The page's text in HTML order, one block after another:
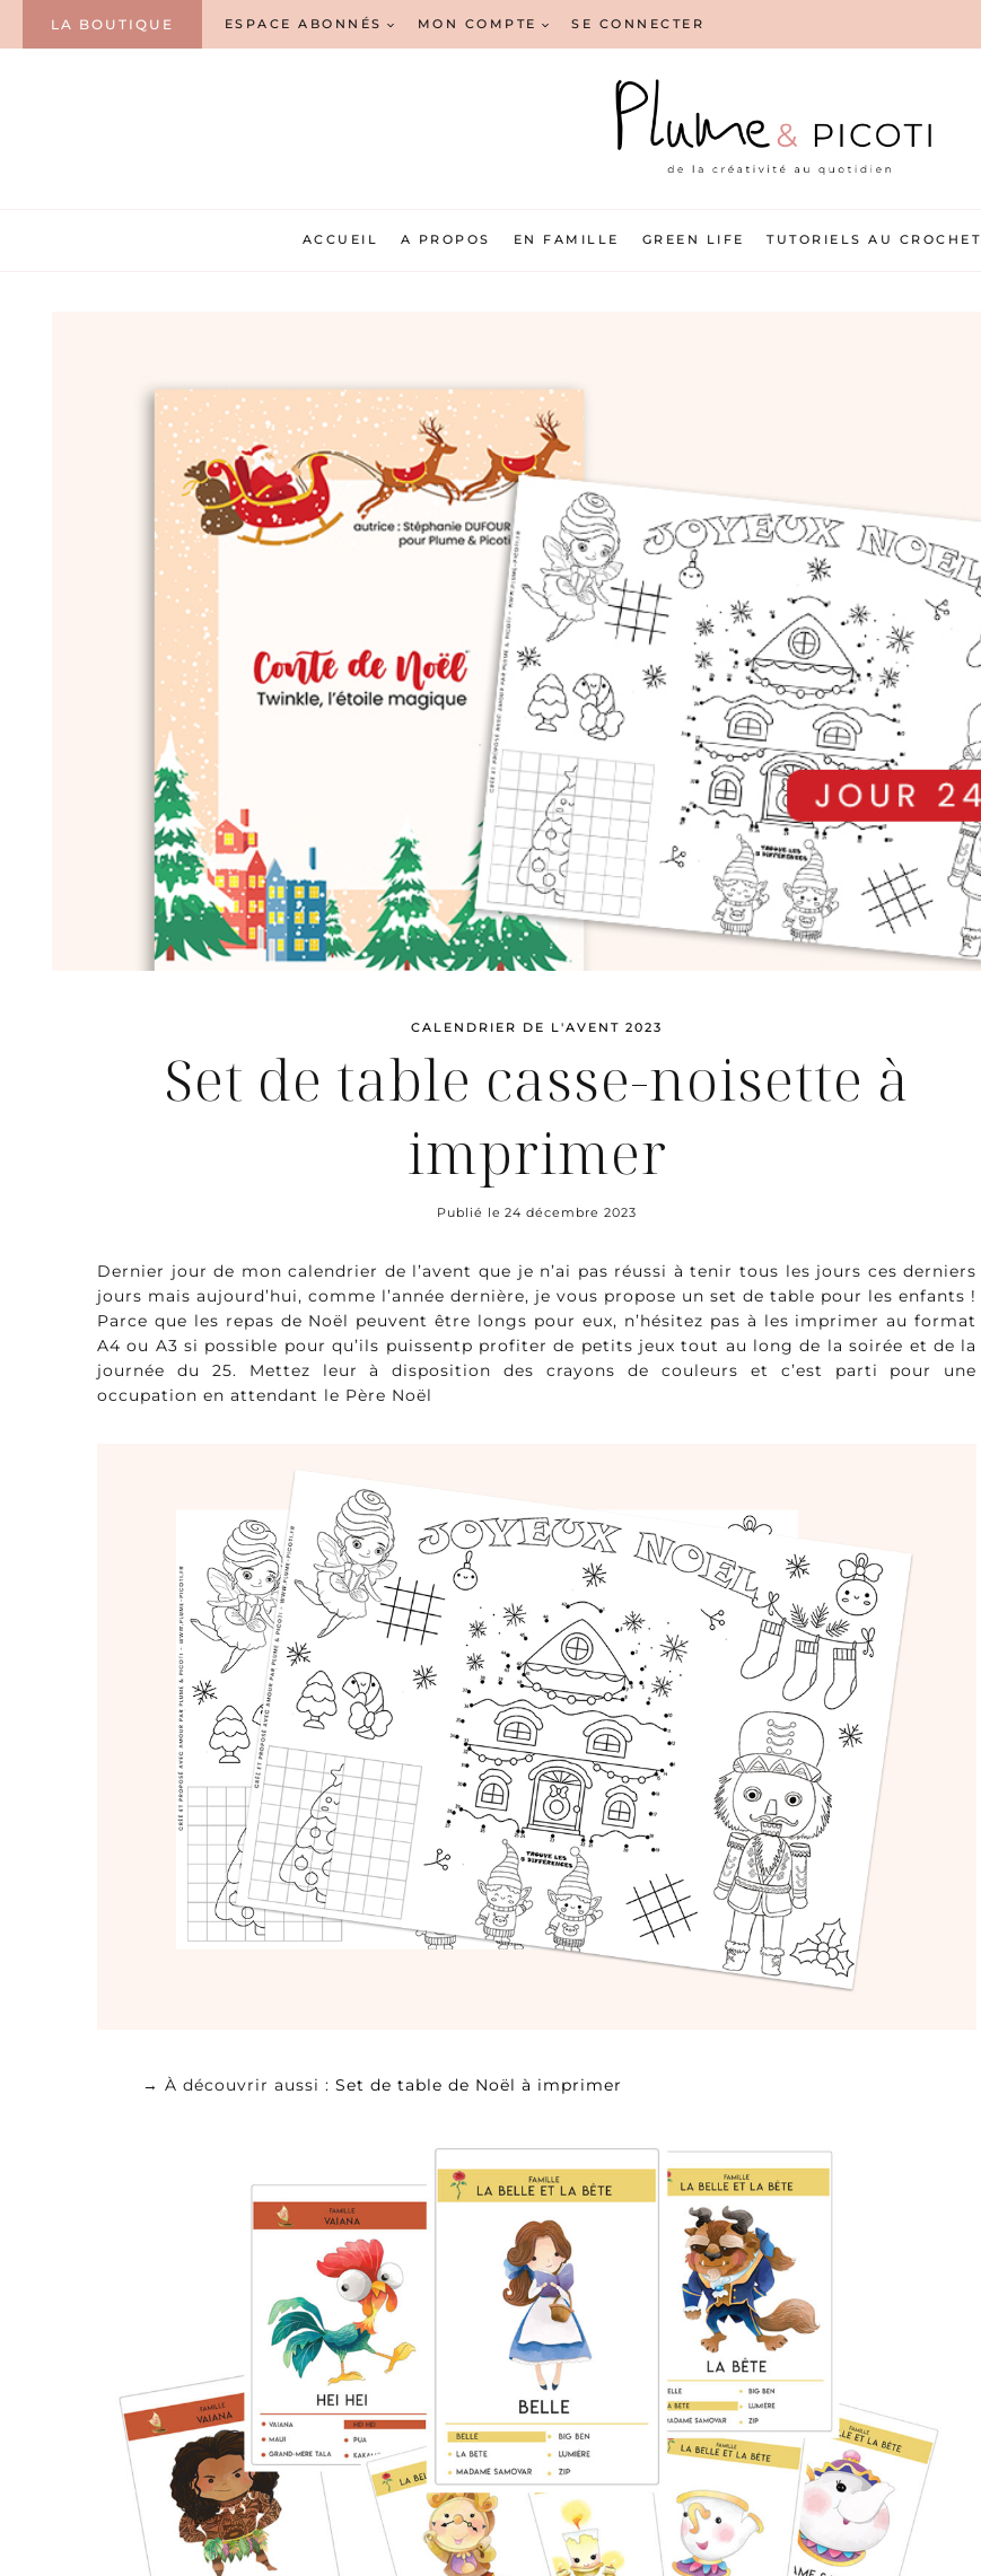
LA BOUTIQUE ESPACE ABONNÉS MON COMPTE SE CONNECTER
ACCUEIL A PROPOS EN FAMILLE GREEN LIFE TUTORIELS AU CROCHET
CALENDRIER DE L'AVENT 2023
Set de table casse-noisette à
imprimer
Publié le 24 décembre 2023
Dernier jour de mon calendrier de l’avent que je n’ai pas réussi à tenir tous les jours ces derniers
jours mais aujourd’hui, comme l’année dernière, je vous propose un set de table pour les enfants !
Parce que les repas de Noël peuvent être longs pour eux, n’hésitez pas à les imprimer au format
A4 ou A3 si possible pour qu’ils puissentp profiter de petits jeux tout au long de la soirée et de la
journée du 25. Mettez leur à disposition des crayons de couleurs et c’est parti pour une
occupation en attendant le Père Noël
→ À découvrir aussi : Set de table de Noël à imprimer